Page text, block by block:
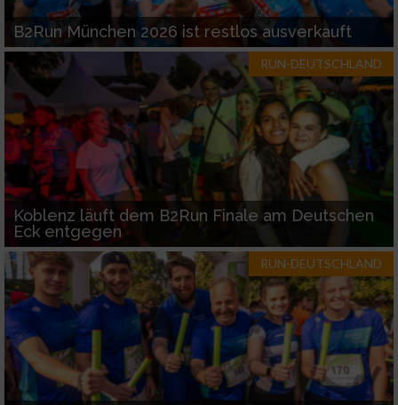
B2Run München 2026 ist restlos ausverkauft
RUN-DEUTSCHLAND
Koblenz läuft dem B2Run Finale am Deutschen
Eck entgegen
RUN-DEUTSCHLAND